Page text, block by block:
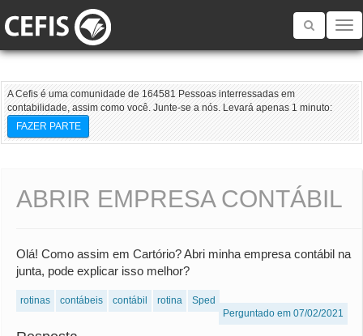
Toggle
A Cefis é uma comunidade de 164581 Pessoas interressadas em
contabilidade, assim como você. Junte-se a nós. Levará apenas 1 minuto:
FAZER PARTE
ABRIR EMPRESA CONTÁBIL
Olá! Como assim em Cartório? Abri minha empresa contábil na
junta, pode explicar isso melhor?
rotinas contábeis contábil rotina
Sped
Perguntado em 07/02/2021